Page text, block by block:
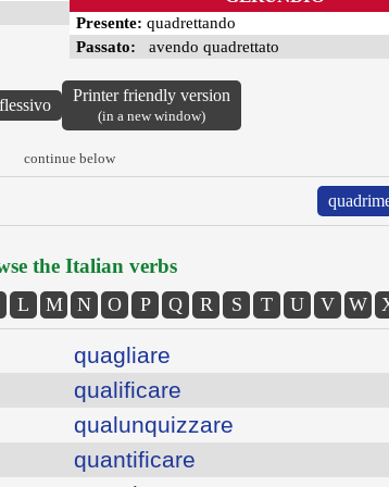
Presente: quadrettando
Passato: avendo quadrettato
Printer friendly version
(in a new window)
continue below
the Italian verbs
L M N O P Q R S T U V W
quagliare
qualificare
qualunquizzare
quantificare